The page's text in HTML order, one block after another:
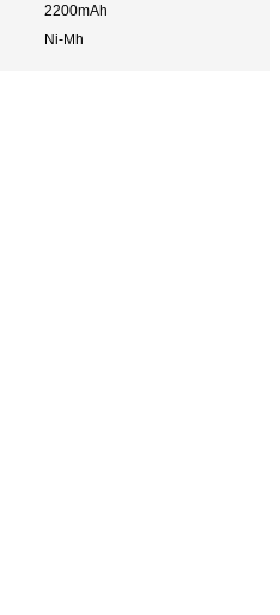
2200mAh
Ni-Mh